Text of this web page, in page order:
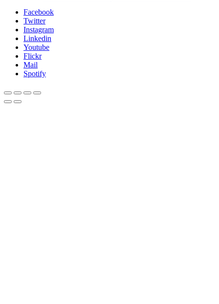
Facebook
Twitter
Instagram
Linkedin
Youtube
Flickr
Mail
Spotify